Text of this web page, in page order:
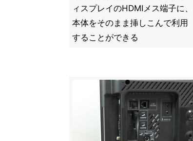
ィスプレイのHDMIメス端子に、
本体をそのまま挿しこんで利用
することができる